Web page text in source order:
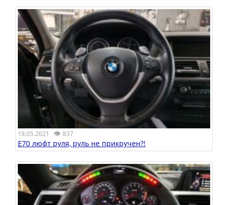
18.05.2021 👁 837
E70 люфт руля, руль не прикручен?!